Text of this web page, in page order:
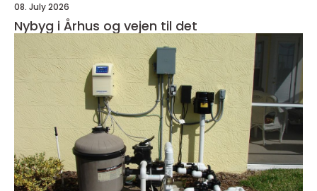
08. July 2026
Nybyg i Århus og vejen til det